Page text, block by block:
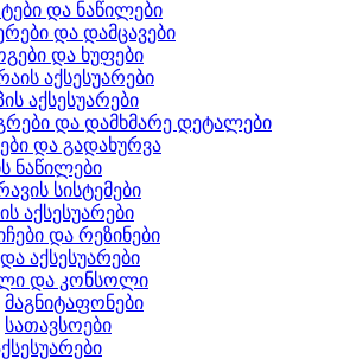
და ნაწილები
და დამცავები
და ხუფები
აქსესუარები
აქსესუარები
და დამხმარე დეტალები
და გადახურვა
ნაწილები
სისტემები
აქსესუარები
და რეზინები
აქსესუარები
და კონსოლი
მაგნიტაფონები
სათავსოები